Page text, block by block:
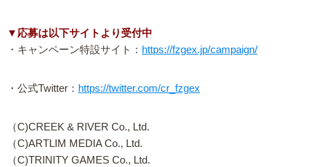
▼応募は以下サイトより受付中
・キャンペーン特設サイト： https://fzgex.jp/campaign/
・公式Twitter： https://twitter.com/cr_fzgex
（C)CREEK & RIVER Co., Ltd.
（C)ARTLIM MEDIA Co., Ltd.
（C)TRINITY GAMES Co., Ltd.